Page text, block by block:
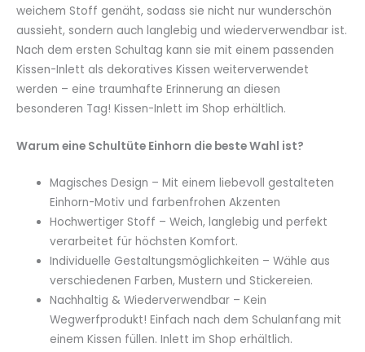
weichem Stoff genäht, sodass sie nicht nur wunderschön
aussieht, sondern auch langlebig und wiederverwendbar ist.
Nach dem ersten Schultag kann sie mit einem passenden
Kissen-Inlett als dekoratives Kissen weiterverwendet
werden – eine traumhafte Erinnerung an diesen
besonderen Tag! Kissen-Inlett im Shop erhältlich.
Warum eine Schultüte Einhorn die beste Wahl ist?
Magisches Design – Mit einem liebevoll gestalteten
Einhorn-Motiv und farbenfrohen Akzenten
Hochwertiger Stoff – Weich, langlebig und perfekt
verarbeitet für höchsten Komfort.
Individuelle Gestaltungsmöglichkeiten – Wähle aus
verschiedenen Farben, Mustern und Stickereien.
Nachhaltig & Wiederverwendbar – Kein
Wegwerfprodukt! Einfach nach dem Schulanfang mit
einem Kissen füllen. Inlett im Shop erhältlich.